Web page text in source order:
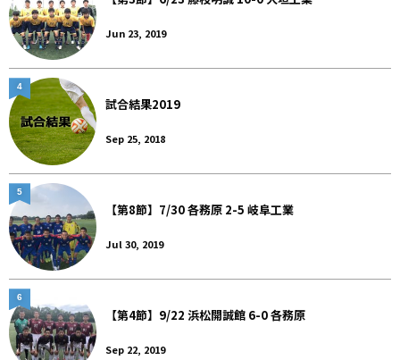
Jun 23, 2019
試合結果2019
Sep 25, 2018
4
【第8節】7/30 各務原 2-5 岐阜工業
Jul 30, 2019
5
【第4節】9/22 浜松開誠館 6-0 各務原
Sep 22, 2019
6